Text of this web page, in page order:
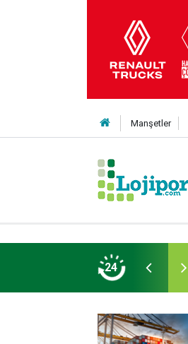
Manşetler
24